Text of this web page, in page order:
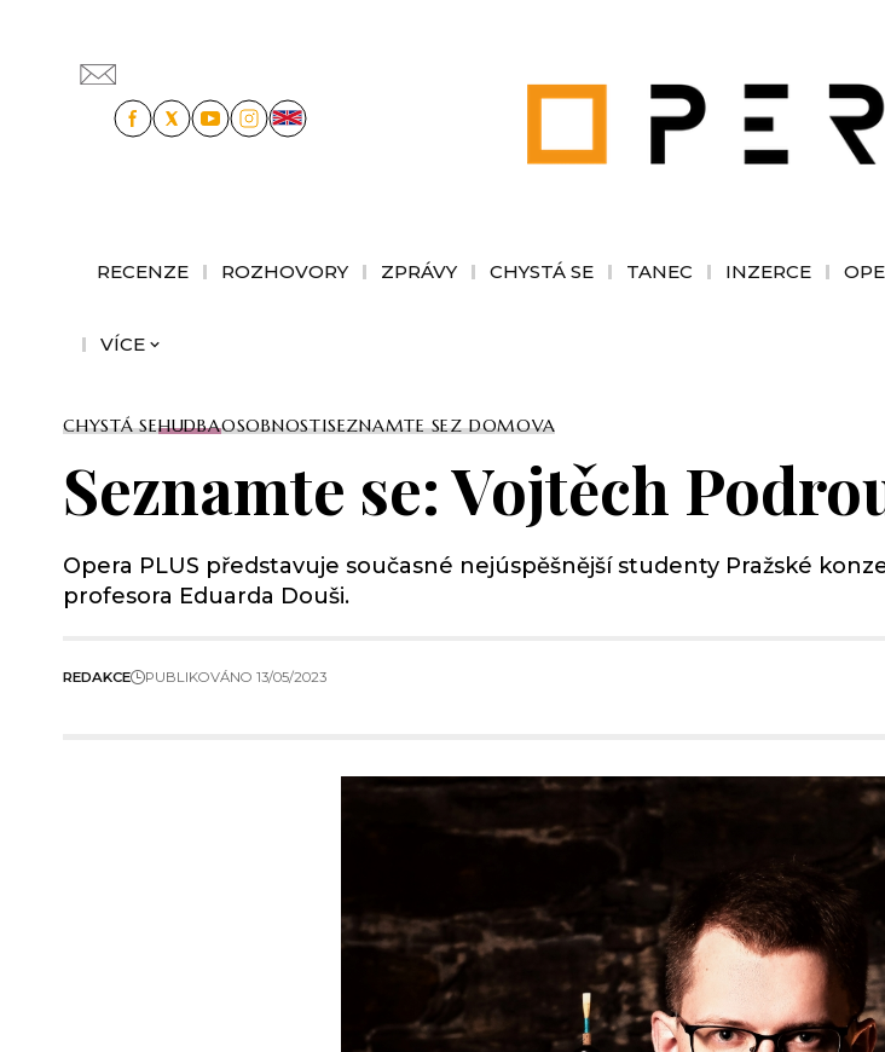
RECENZE ROZHOVORY ZPRÁVY CHYSTÁ SE TANEC INZERCE
VÍCE
CHYSTÁ SEHUDBAOSOBNOSTISEZNAMTE SEZ DOMOVA
Seznamte se: Vojtěch
Opera PLUS představuje současné nejúspěšnější studenty Pražské
profesora Eduarda Douši.
REDAKCE PUBLIKOVÁNO 13/05/2023